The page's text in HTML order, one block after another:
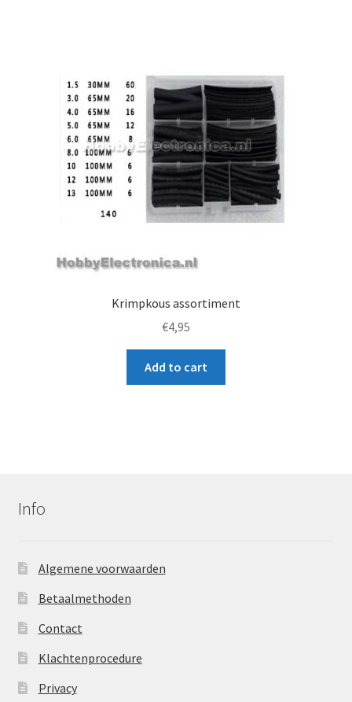
Krimpkous assortiment
€4,95
Add to cart
Info
Algemene voorwaarden
Betaalmethoden
Contact
Klachtenprocedure
Privacy